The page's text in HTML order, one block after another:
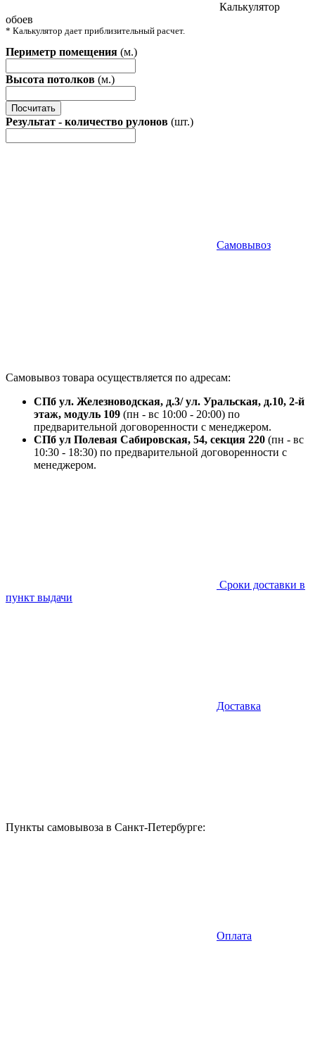
Калькулятор
обоев
* Калькулятор дает приблизительный расчет.
Периметр помещения (м.)
Высота потолков (м.)
Посчитать
Результат - количество рулонов (шт.)
Самовывоз
Самовывоз товара осуществляется по адресам:
СПб ул. Железноводская, д.3/ ул. Уральская, д.10, 2-й
этаж, модуль 109 (пн - вс 10:00 - 20:00) по
предварительной договоренности с менеджером.
СПб ул Полевая Сабировская, 54, секция 220 (пн - вс
10:30 - 18:30) по предварительной договоренности с
менеджером.
Сроки доставки в
пункт выдачи
Доставка
Пункты самовывоза в Санкт-Петербурге:
Оплата